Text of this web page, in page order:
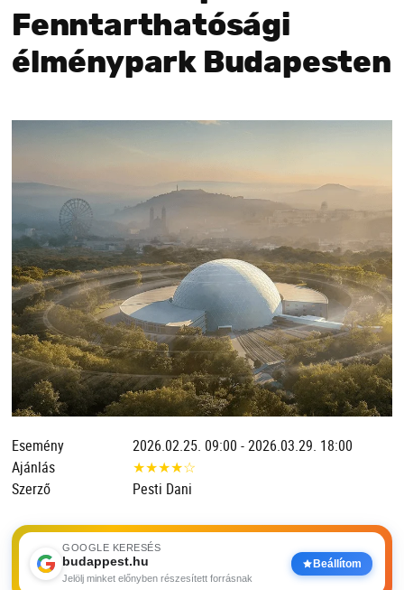
Fenntarthatósági
élménypark Budapesten
Esemény
2026.02.25. 09:00 - 2026.03.29. 18:00
Ajánlás
★★★★☆
Szerző
Pesti Dani
GOOGLE KERESÉS
budappest.hu
Jelölj minket előnyben részesített forrásnak
Beállítom